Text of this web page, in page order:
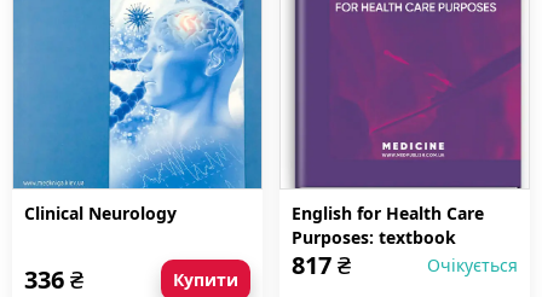
Clinical Neurology
336₴ Купити
English for Health Care
Purposes: textbook
817₴ Очікується